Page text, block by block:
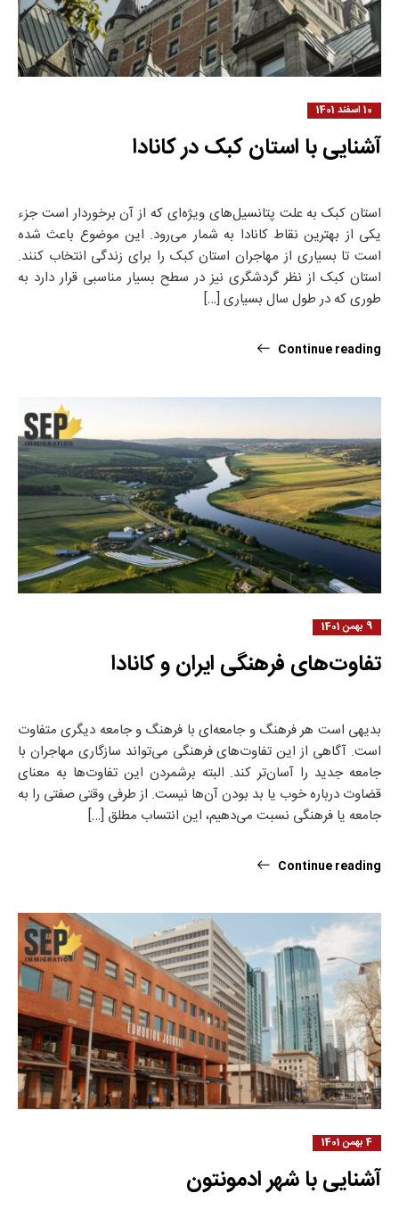
10 اسفند 1401
آشنایی با استان کبک در کانادا
استان کبک به علت پتانسیل‌های ویژه‌ای که از آن برخوردار است جزء
یکی از بهترین نقاط کانادا به شمار می‌رود. این موضوع باعث شده
است تا بسیاری از مهاجران استان کبک را برای زندگی انتخاب کنند.
استان کبک از نظر گردشگری نیز در سطح بسیار مناسبی قرار دارد به
طوری که در طول سال بسیاری […]
Continue reading
9 بهمن 1401
تفاوت‌های فرهنگی ایران و کانادا
بدیهی است هر فرهنگ و جامعه‌ای با فرهنگ و جامعه دیگری متفاوت
است. آگاهی از این تفاوت‌های فرهنگی می‌تواند سازگاری مهاجران با
جامعه جدید را آسان‌تر کند. البته برشمردن این تفاوت‌ها به معنای
قضاوت درباره خوب یا بد بودن آن‌ها نیست. از طرفی وقتی صفتی را به
جامعه یا فرهنگی نسبت می‌دهیم، این انتساب مطلق […]
Continue reading
4 بهمن 1401
آشنایی با شهر ادمونتون